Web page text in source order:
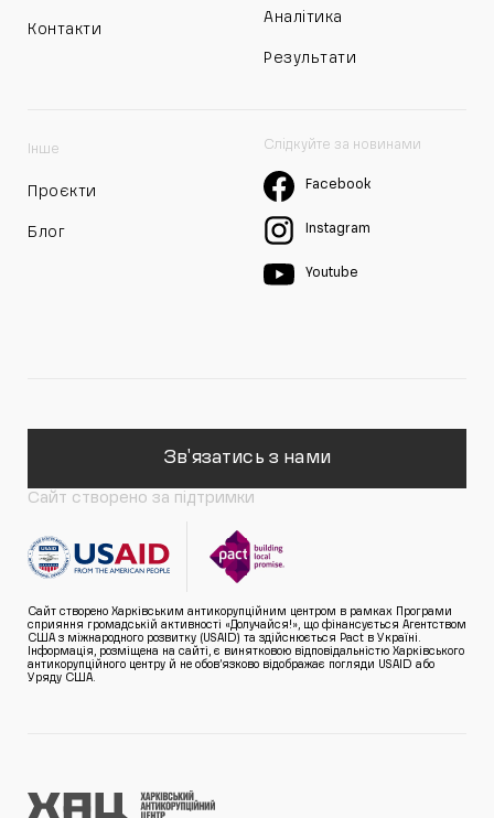
Контакти
Аналітика
Результати
Інше
Проєкти
Блог
Слідкуйте за новинами
Facebook
Instagram
Youtube
Зв'язатись з нами
Сайт створено за підтримки
Сайт створено Харківським антикорупційним центром в рамках Програми
сприяння громадській активності «Долучайся!», що фінансується Агентством
США з міжнародного розвитку (USAID) та здійснюється Pact в Україні.
Інформація, розміщена на сайті, є винятковою відповідальністю Харківського
антикорупційного центру й не обов’язково відображає погляди USAID або
Уряду США.